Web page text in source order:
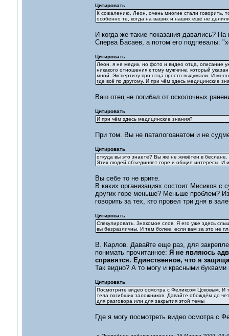
Цитировать
К сожалению, Леон, очень многие стали говорить,
особенно те, когда на ваших и наших ещё не
И когда же такие показания давались?
Сперва Басаев, а потом его подпевалы:
Цитировать
Леон, я не медик, но фото и видео отца, описание
никакого отношения к тому мужчине, который
мной. Экспертизу про отца просто выдумали. И
где всё по другому. И при чём здесь медицинские
Ваш отец не погибал от осколочных
Цитировать
И при чём здесь медицинские знания?
При том. Вы не паталогоанатом и не
Цитировать
откуда вы это знаете? Вы же не живётен в
Этих людей объединяет горе и общие интересы. И
Вы себе то не врите.
В каких организациях состоит Мисиков с
других горе меньше? Меньше проблем?
говорить за тех, кто провел три дня в
Цитировать
Спекулировать. Знакомое слов. Я его уже здесь
вы безразличны. И тем более, если вам за это не
В. Карлов. Давайте еще раз, для
понимать прочитанное: Я не являюсь
справятся. Единственное, что я
Так видно? А то могу и красными буквами
Цитировать
Посмотрите видео осмотра с Феликсом Цоковым. И
тела погибших заложников. Давайте обождём до
для разговора или для закрытия этой темы
Где я могу посмотреть видео осмотра с